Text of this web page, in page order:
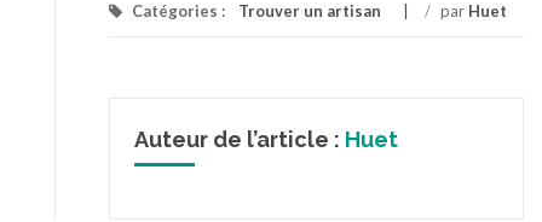
Catégories : Trouver un artisan / par Huet
Auteur de l’article : Huet